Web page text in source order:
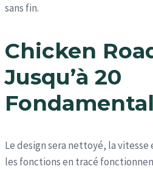
sans fin.
Chicken
Jusqu’à 20
Le design sera nettoyé, la
les fonctions en tracé